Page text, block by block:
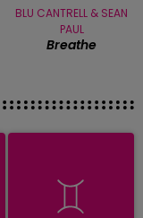
BLU CANTRELL & SEAN
PAUL
Breathe